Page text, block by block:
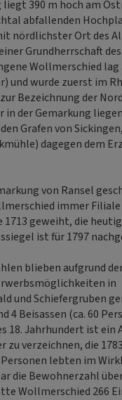
liegt 390 m hoch am
abfallenden
nördlichster Ort des
Grundherrschaft
Wollmerschied lag
und wurde zuerst im
Bezeichnung der
in der Gemarkung
Grafen von
dagegen dem
von Ransel
immer Filiale
1713 geweiht, die
ist für 1797
blieben aufgrund
in
und Schiefergruben
4 Beisassen (ca. 60
18. Jahrhundert ist ein
zu verzeichnen, die
lebten im
die Bewohnerzahl
Wollmerschied 266